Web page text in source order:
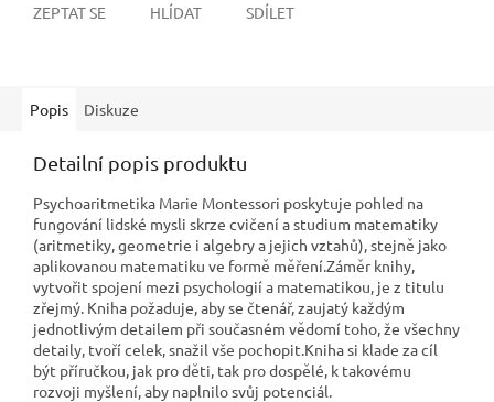
ZEPTAT SE HLÍDAT SDÍLET
Popis Diskuze
Detailní popis produktu
Psychoaritmetika Marie Montessori poskytuje pohled na
fungování lidské mysli skrze cvičení a studium matematiky
(aritmetiky, geometrie i algebry a jejich vztahů), stejně jako
aplikovanou matematiku ve formě měření.Záměr knihy,
vytvořit spojení mezi psychologií a matematikou, je z titulu
zřejmý. Kniha požaduje, aby se čtenář, zaujatý každým
jednotlivým detailem při současném vědomí toho, že všechny
detaily, tvoří celek, snažil vše pochopit.Kniha si klade za cíl
být příručkou, jak pro děti, tak pro dospělé, k takovému
rozvoji myšlení, aby naplnilo svůj potenciál.